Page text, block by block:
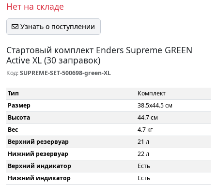
Нет на складе
Узнать о поступлении
Стартовый комплект Enders Supreme GREEN
Active XL (30 заправок)
Код:SUPREME-SET-500698-green-XL
Тип
Комплект
Размер
38.5x44.5 см
Высота
44.7 см
Вес
4.7 кг
Верхний резервуар
21 л
Нижний резервуар
22 л
Верхний индикатор
Есть
Нижний индикатор
Есть